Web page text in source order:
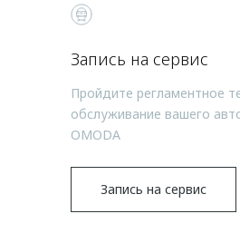
Запись на сервис
Пройдите регламентное
обслуживание вашего
OMODA
Запись на сервис